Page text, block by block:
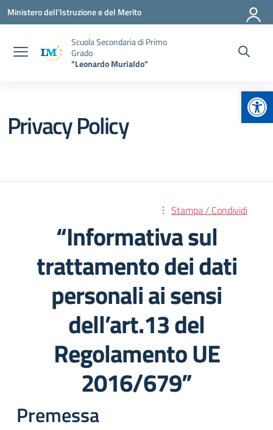
Vai ai contenuti
Vai al menu di navigazione
Vai al footer
Ministero dell'Istruzione e del Merito
Scuola Secondaria di Primo
Grado
"Leonardo Murialdo"
Privacy Policy
Stampa / Condividi
“Informativa sul
trattamento dei dati
personali ai sensi
dell’art.13 del
Regolamento UE
2016/679”
Premessa